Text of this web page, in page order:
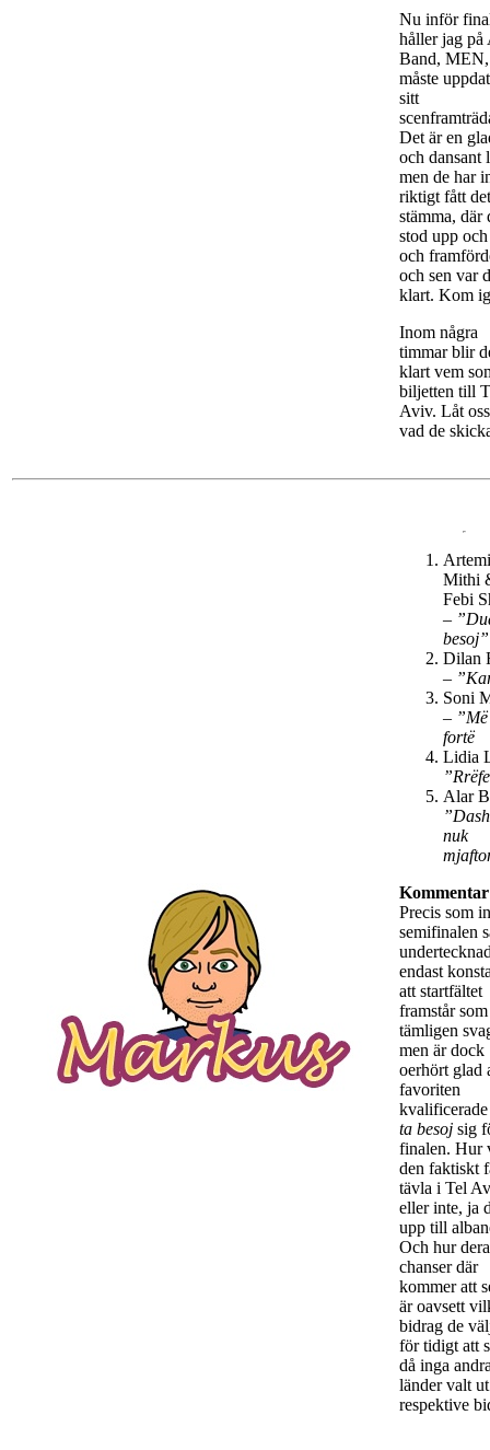
Nu inför
håller jag på
Band,
måste
sitt
Det är en
och dansant
men de har
riktigt fått
stämma, där
stod upp
och
och sen var
klart. Kom
Inom några
timmar blir
klart vem
biljetten till
Aviv. Låt
vad de
Mithi
Febi
–
besoj”
Dilan
–
Soni
–
fortë
Lidia
Alar
nuk
Precis som
semifinalen
endast
att startfältet
framstår som
tämligen
men är dock
oerhört glad
favoriten
ta besoj sig
finalen. Hur
den faktiskt
tävla i Tel
eller inte, ja
upp till
Och hur
chanser där
kommer att
är oavsett
bidrag de
för tidigt att
då inga
länder valt
respektive